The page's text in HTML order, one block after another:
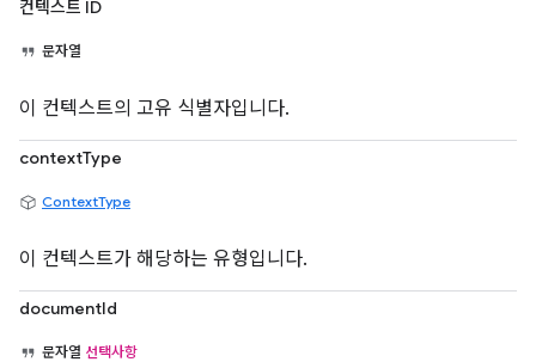
컨텍스트 ID
문자열
이 컨텍스트의 고유 식별자입니다.
contextType
ContextType
이 컨텍스트가 해당하는 유형입니다.
documentId
문자열 선택사항